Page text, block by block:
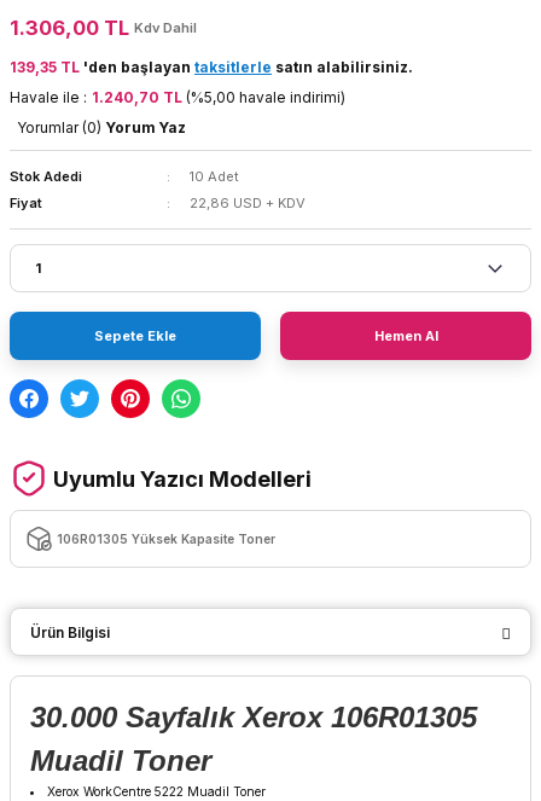
1.306,00 TL Kdv Dahil
139,35 TL 'den başlayan taksitlerle satın alabilirsiniz.
Havale ile : 1.240,70 TL (%5,00 havale indirimi)
Yorumlar (0) Yorum Yaz
Stok Adedi
10 Adet
Fiyat
22,86 USD + KDV
Sepete Ekle Hemen Al
Uyumlu Yazıcı Modelleri
106R01305 Yüksek Kapasite Toner
Ürün Bilgisi
30.000 Sayfalık Xerox 106R01305
Muadil Toner
Xerox WorkCentre 5222 Muadil Toner